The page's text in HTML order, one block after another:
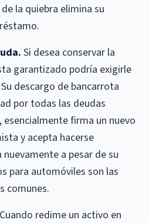
la quiebra elimina su
Si desea conservar la
garantizado podría exigirle
descargo de bancarrota
por todas las deudas
esencialmente firma un nuevo
y acepta hacerse
a pesar de su
para automóviles son las
comunes.
Cuando redime un activo en